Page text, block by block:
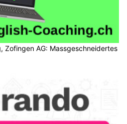
Zofingen AG: Massgeschneidertes